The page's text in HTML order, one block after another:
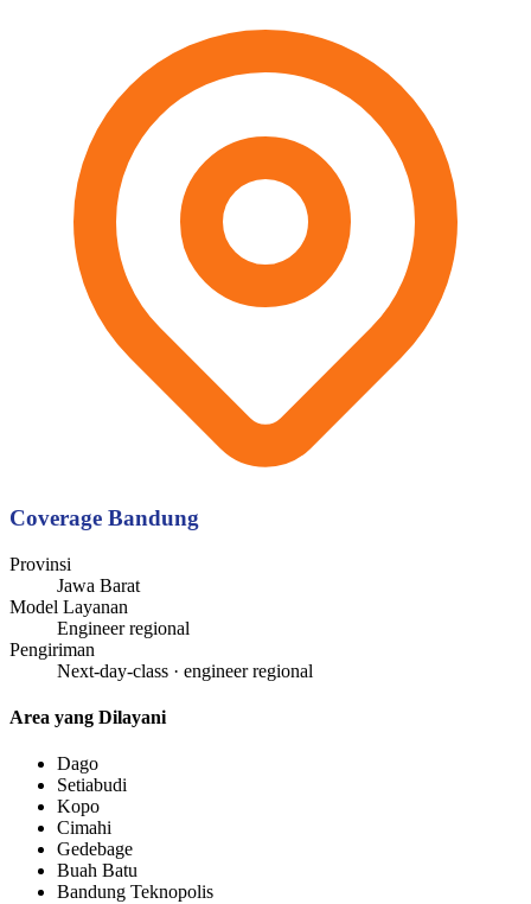
Coverage Bandung
Provinsi
Jawa Barat
Model Layanan
Engineer regional
Pengiriman
Next-day-class · engineer regional
Area yang Dilayani
Dago
Setiabudi
Kopo
Cimahi
Gedebage
Buah Batu
Bandung Teknopolis